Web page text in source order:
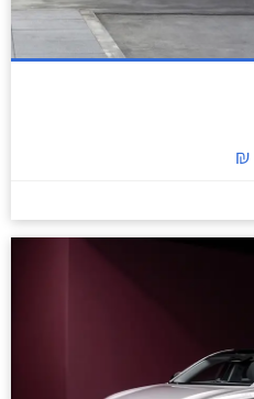
₪